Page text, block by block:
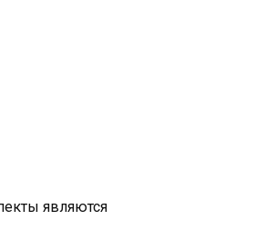
являются